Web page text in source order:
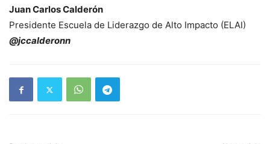
Juan Carlos Calderón
Presidente Escuela de Liderazgo de Alto Impacto (ELAI)
@jccalderonn